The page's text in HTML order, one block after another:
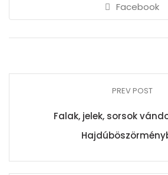
Facebook
PREV POST
Falak, jelek, sorsok